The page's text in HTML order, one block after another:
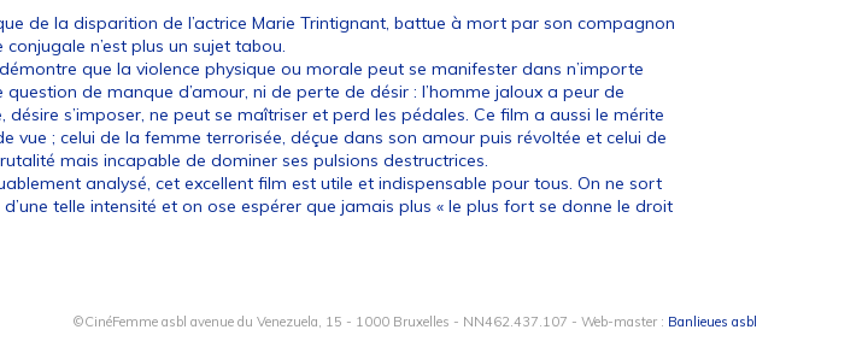
de la disparition de l’actrice Marie Trintignant, battue à mort par son compagnon
n’est plus un sujet tabou.
que la violence physique ou morale peut se manifester dans n’importe
question de manque d’amour, ni de perte de désir : l’homme jaloux a peur de
désire s’imposer, ne peut se maîtriser et perd les pédales. Ce film a aussi le mérite
vue ; celui de la femme terrorisée, déçue dans son amour puis révoltée et celui de
mais incapable de dominer ses pulsions destructrices.
analysé, cet excellent film est utile et indispensable pour tous. On ne sort
telle intensité et on ose espérer que jamais plus « le plus fort se donne le droit
©CinéFemme asbl avenue du Venezuela, 15 - 1000 Bruxelles - NN462.437.107 - Web-master : Banlieues asbl